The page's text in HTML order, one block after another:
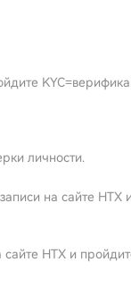
личности.
на сайте HTX
сайте HTX и